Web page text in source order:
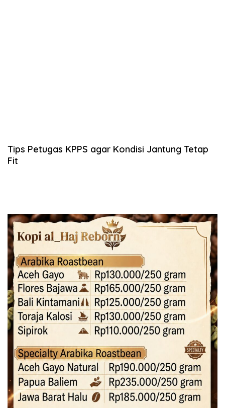
Tips Petugas KPPS agar Kondisi Jantung Tetap
Fit